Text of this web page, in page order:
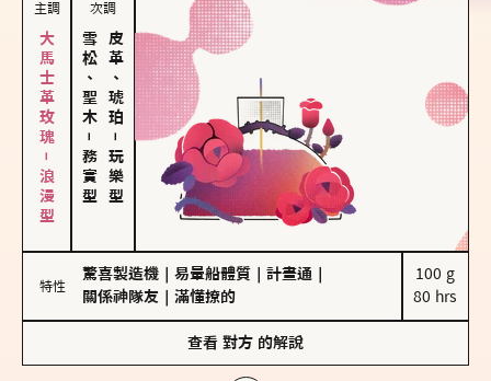
主調
大馬士革玫瑰－浪漫型
次調
雪松、聖木
－
務實型
皮革、琥珀
－
玩樂型
特性
驚喜製造機 易暈船體質 計畫通
關係神隊友
滿懂撩的
100 g
80 hrs
查看 對方 的解說